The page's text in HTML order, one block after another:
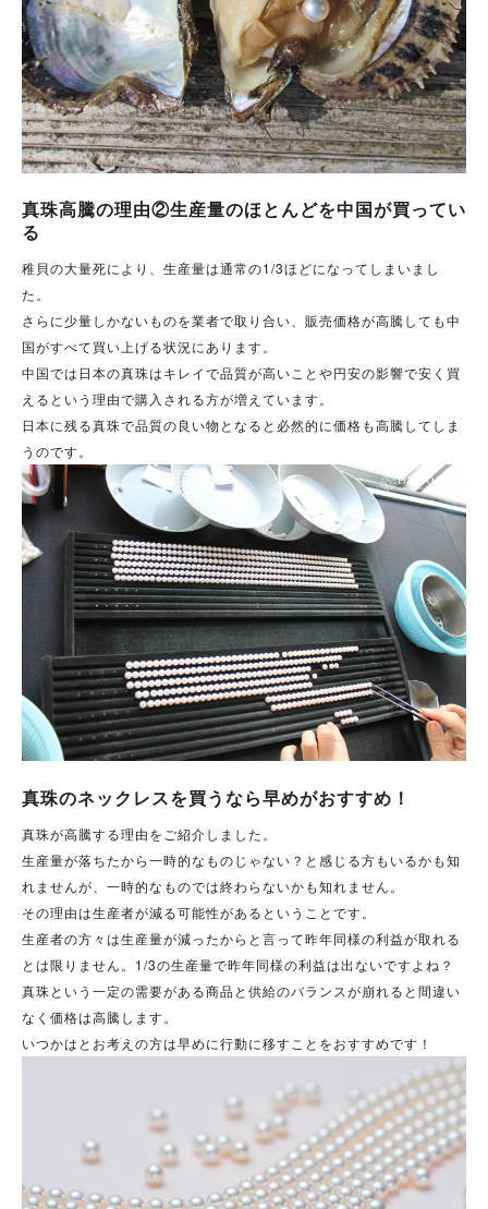
真珠高騰の理由②生産量のほとんどを中国が買ってい
る
稚貝の大量死により、生産量は通常の1/3ほどになってしまいまし
た。
さらに少量しかないものを業者で取り合い、販売価格が高騰しても中
国がすべて買い上げる状況にあります。
中国では日本の真珠はキレイで品質が高いことや円安の影響で安く買
えるという理由で購入される方が増えています。
日本に残る真珠で品質の良い物となると必然的に価格も高騰してしま
うのです。
真珠のネックレスを買うなら早めがおすすめ！
真珠が高騰する理由をご紹介しました。
生産量が落ちたから一時的なものじゃない？と感じる方もいるかも知
れませんが、一時的なものでは終わらないかも知れません。
その理由は生産者が減る可能性があるということです。
生産者の方々は生産量が減ったからと言って昨年同様の利益が取れる
とは限りません。1/3の生産量で昨年同様の利益は出ないですよね？
真珠という一定の需要がある商品と供給のバランスが崩れると間違い
なく価格は高騰します。
いつかはとお考えの方は早めに行動に移すことをおすすめです！